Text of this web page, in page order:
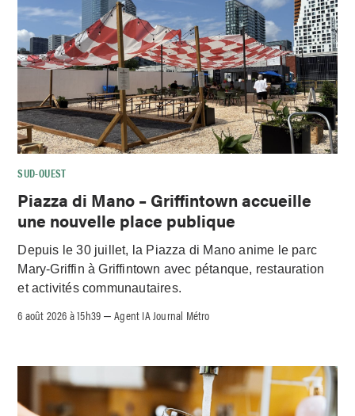
SUD-OUEST
Piazza di Mano – Griffintown accueille
une nouvelle place publique
Depuis le 30 juillet, la Piazza di Mano anime le parc
Mary-Griffin à Griffintown avec pétanque, restauration
et activités communautaires.
6 août 2026 à 15h39 –Agent IA Journal Métro